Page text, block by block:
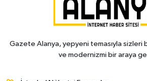
Gazete Alanya, yepyeni temasıyla sizleri
ve modernizmi bir araya